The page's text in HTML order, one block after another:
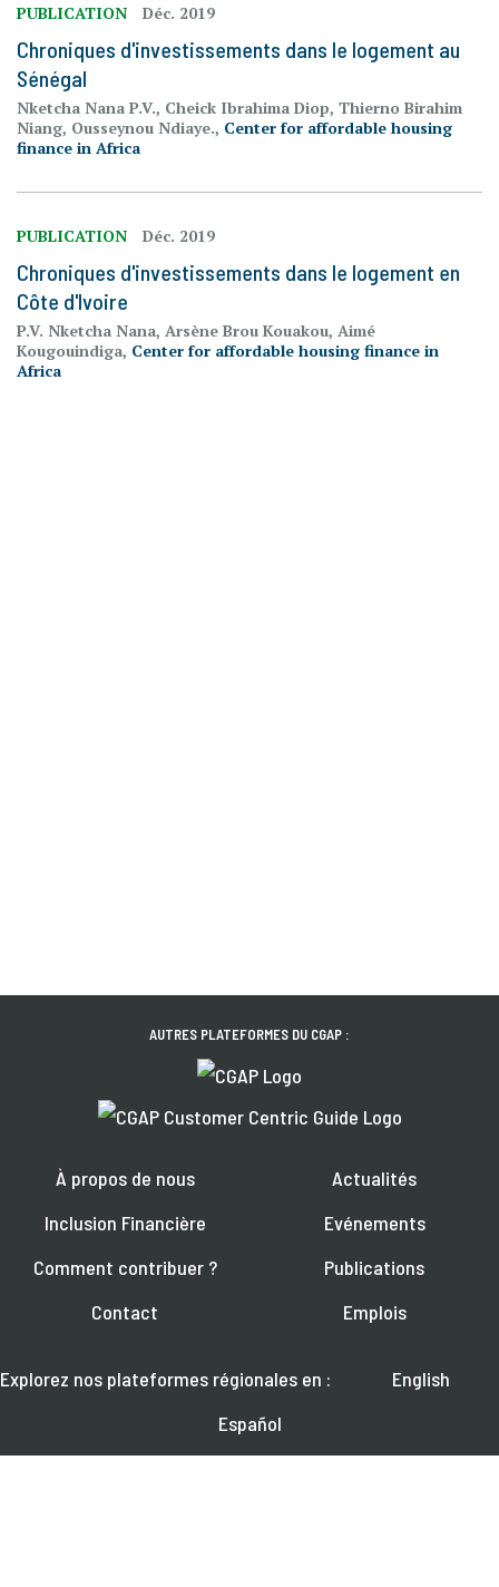
PUBLICATION Déc. 2019
Chroniques d'investissements dans le logement au
Sénégal
Nketcha Nana P.V., Cheick Ibrahima Diop, Thierno Birahim
Niang, Ousseynou Ndiaye., Center for affordable housing
finance in Africa
PUBLICATION Déc. 2019
Chroniques d'investissements dans le logement en
Côte d'Ivoire
P.V. Nketcha Nana, Arsène Brou Kouakou, Aimé
Kougouindiga, Center for affordable housing finance in
Africa
AUTRES PLATEFORMES DU CGAP :
À propos de nous
Inclusion Financière
Comment contribuer ?
Contact
Actualités
Evénements
Publications
Emplois
Explorez nos plateformes régionales en :
English
Español